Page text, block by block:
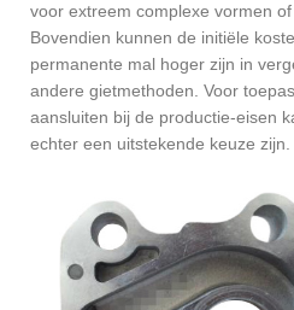
voor extreem complexe vormen
Bovendien kunnen de initiële
permanente mal hoger zijn in
andere gietmethoden. Voor
aansluiten bij de productie-eisen
echter een uitstekende keuze zijn.